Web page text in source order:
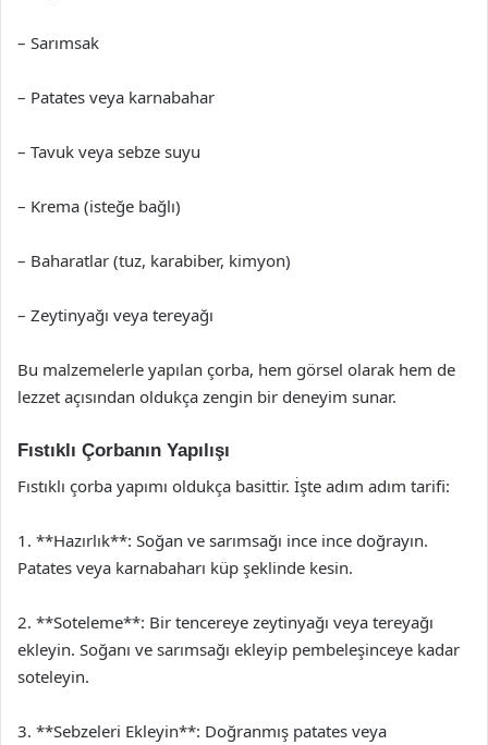
– Sarımsak
– Patates veya karnabahar
– Tavuk veya sebze suyu
– Krema (isteğe bağlı)
– Baharatlar (tuz, karabiber, kimyon)
– Zeytinyağı veya tereyağı
Bu malzemelerle yapılan çorba, hem görsel olarak hem de
lezzet açısından oldukça zengin bir deneyim sunar.
Fıstıklı Çorbanın Yapılışı
Fıstıklı çorba yapımı oldukça basittir. İşte adım adım tarifi:
1. **Hazırlık**: Soğan ve sarımsağı ince ince doğrayın.
Patates veya karnabaharı küp şeklinde kesin.
2. **Soteleme**: Bir tencereye zeytinyağı veya tereyağı
ekleyin. Soğanı ve sarımsağı ekleyip pembeleşinceye kadar
soteleyin.
3. **Sebzeleri Ekleyin**: Doğranmış patates veya